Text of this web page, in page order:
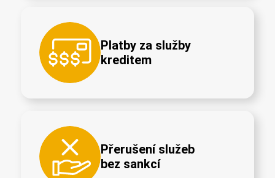
Platby za služby
kreditem
Přerušení služeb
bez sankcí